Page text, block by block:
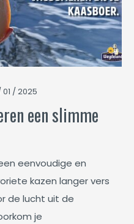
/ 2025
een slimme
eenvoudige en
kazen langer vers
de lucht uit de
je